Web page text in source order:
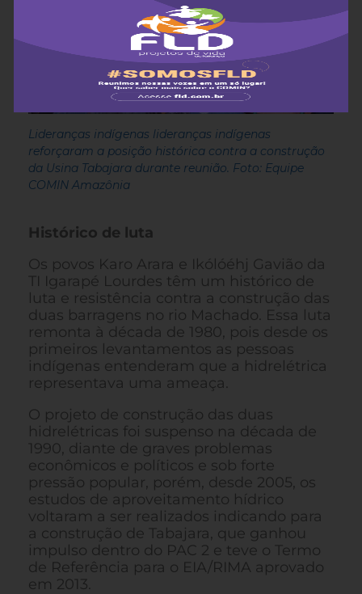
Lideranças indígenas lideranças indígenas
reforçaram a posição histórica contra a construção
da Usina Tabajara durante reunião. Foto: Equipe
COMIN Amazônia
Histórico de luta
Os povos Karo Arara e Ikólóéhj Gavião da
TI Igarapé Lourdes têm um histórico de
luta e resistência contra a construção das
duas barragens no rio Machado. Essa luta
remonta à década de 1980, pois desde os
primeiros levantamentos as pessoas
indígenas entenderam que a hidrelétrica
representava uma ameaça.
O projeto de construção das duas
hidrelétricas foi suspenso na década de
1990, diante de graves problemas
econômicos e políticos e sob forte
pressão popular, porém, desde 2005, os
estudos de aproveitamento hídrico
voltaram a ser realizados indicando para
a construção de Tabajara, que ganhou
impulso dentro do PAC 2 e teve o Termo
de Referência para o EIA/RIMA aprovado
em 2013.